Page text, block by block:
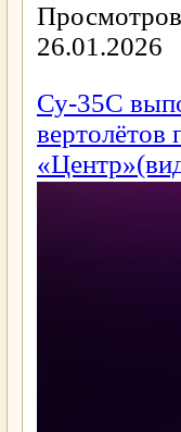
26.01.2026
Су-35С
вертолётов